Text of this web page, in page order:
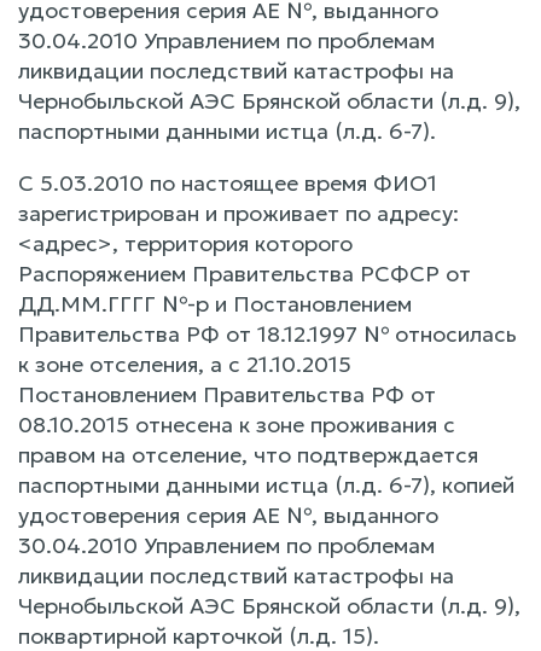
удостоверения серия АЕ №, выданного
30.04.2010 Управлением по проблемам
ликвидации последствий катастрофы на
Чернобыльской АЭС Брянской области (л.д. 9),
паспортными данными истца (л.д. 6-7).
С 5.03.2010 по настоящее время ФИО1
зарегистрирован и проживает по адресу:
<адрес>, территория которого
Распоряжением Правительства РСФСР от
ДД.ММ.ГГГГ №-р и Постановлением
Правительства РФ от 18.12.1997 № относилась
к зоне отселения, а с 21.10.2015
Постановлением Правительства РФ от
08.10.2015 отнесена к зоне проживания с
правом на отселение, что подтверждается
паспортными данными истца (л.д. 6-7), копией
удостоверения серия АЕ №, выданного
30.04.2010 Управлением по проблемам
ликвидации последствий катастрофы на
Чернобыльской АЭС Брянской области (л.д. 9),
поквартирной карточкой (л.д. 15).